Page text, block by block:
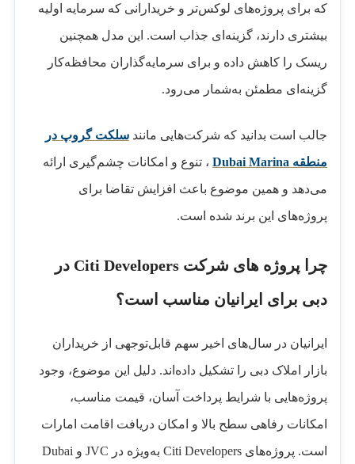
که برای پروژه‌های لوکس‌تر و خریدارانی که سرمایه اولیه
بیشتری دارند، گزینه‌ای جذاب است. این مدل همچنین
ریسک را کاهش داده و برای سرمایه‌گذاران محافظه‌کار
گزینه‌ای مطمئن به‌شمار می‌رود.
جالب است بدانید که شرکت‌هایی مانندسلکت گروپ در
منطقه Dubai Marina
، تنوع و امکانات چشم‌گیری ارائه
می‌دهد و همین موضوع باعث افزایش تقاضا برای
پروژه‌های این برند شده است.
چرا پروژه ‌های شرکت Citi Developers در
دبی برای ایرانیان مناسب است؟
ایرانیان در سال‌های اخیر سهم قابل‌توجهی از خریداران
بازار املاک دبی را تشکیل داده‌اند. دلیل این موضوع، وجود
پروژه‌هایی با شرایط پرداخت آسان، قیمت مناسب،
امکانات رفاهی سطح بالا و امکان دریافت اقامت امارات
است. پروژه‌های Citi Developers به‌ویژه در JVC و Dubai